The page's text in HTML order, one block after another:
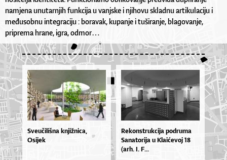
namjena unutarnjih funkcija u vanjske i njihovu skladnu artikulaciju i
međusobnu integraciju : boravak, kupanje i tuširanje, blagovanje,
priprema hrane, igra, odmor…
Sveučilišna knjižnica,
Osijek
Re­kon­str­uk­ci­ja po­dru­ma
Sa­na­to­ri­ja u Kla­i­će­voj 18
(ar­h. I. F...